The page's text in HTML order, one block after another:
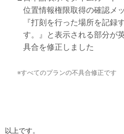
位置情報権限取得の確認メ
『打刻を行った場所を記録
す。』と表示される部分が
具合を修正しました
※すべてのプランの不具合修正です
以上です。